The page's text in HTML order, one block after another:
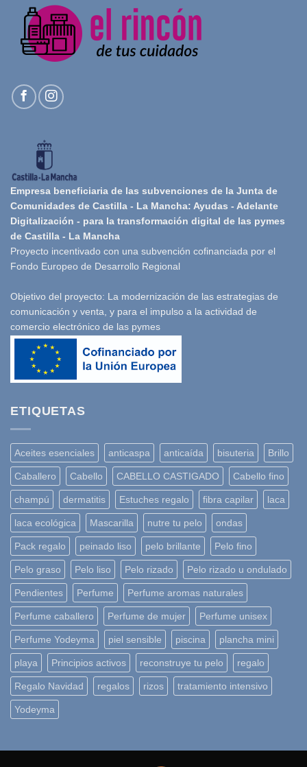
Empresa beneficiaria de las subvenciones de la Junta de
Comunidades de Castilla - La Mancha: Ayudas - Adelante
Digitalización - para la transformación digital de las pymes
de Castilla - La Mancha
Proyecto incentivado con una subvención cofinanciada por el
Fondo Europeo de Desarrollo Regional
Objetivo del proyecto: La modernización de las estrategias de
comunicación y venta, y para el impulso a la actividad de
comercio electrónico de las pymes
ETIQUETAS
Aceites esenciales anticaspa anticaída bisuteria Brillo
Caballero Cabello CABELLO CASTIGADO Cabello fino
champú dermatitis Estuches regalo fibra capilar laca
laca ecológica Mascarilla nutre tu pelo ondas
Pack regalo peinado liso pelo brillante Pelo fino
Pelo graso Pelo liso Pelo rizado Pelo rizado u ondulado
Pendientes Perfume Perfume aromas naturales
Perfume caballero Perfume de mujer Perfume unisex
Perfume Yodeyma piel sensible piscina plancha mini
playa Principios activos reconstruye tu pelo regalo
Regalo Navidad regalos rizos tratamiento intensivo
Yodeyma